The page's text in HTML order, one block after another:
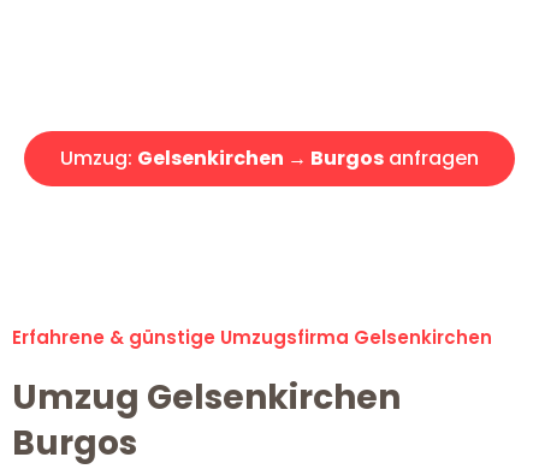
Umzug: Gelsenkirchen → Burgos anfragen
Erfahrene & günstige Umzugsfirma Gelsenkirchen
Umzug Gelsenkirchen
Burgos